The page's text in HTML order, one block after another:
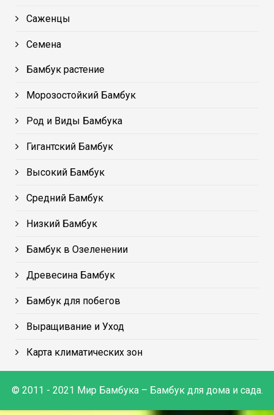
Саженцы
Семена
Бамбук растение
Морозостойкий Бамбук
Род и Виды Бамбука
Гигантский Бамбук
Высокий Бамбук
Средний Бамбук
Низкий Бамбук
Бамбук в Озеленении
Древесина Бамбук
Бамбук для побегов
Выращивание и Уход
Карта климатических зон
© 2011 - 2021 Мир Бамбука – Бамбук для дома и сада.